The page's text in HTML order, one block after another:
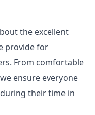
the excellent
provide for
From comfortable
ensure everyone
their time in